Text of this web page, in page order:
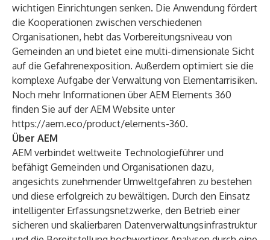
wichtigen Einrichtungen senken. Die Anwendung fördert
die Kooperationen zwischen verschiedenen
Organisationen, hebt das Vorbereitungsniveau von
Gemeinden an und bietet eine multi-dimensionale Sicht
auf die Gefahrenexposition. Außerdem optimiert sie die
komplexe Aufgabe der Verwaltung von Elementarrisiken.
Noch mehr Informationen über AEM Elements 360
finden Sie auf der AEM Website unter
https://aem.eco/product/elements-360.
Über AEM
AEM verbindet weltweite Technologieführer und
befähigt Gemeinden und Organisationen dazu,
angesichts zunehmender Umweltgefahren zu bestehen
und diese erfolgreich zu bewältigen. Durch den Einsatz
intelligenter Erfassungsnetzwerke, den Betrieb einer
sicheren und skalierbaren Datenverwaltungsinfrastruktur